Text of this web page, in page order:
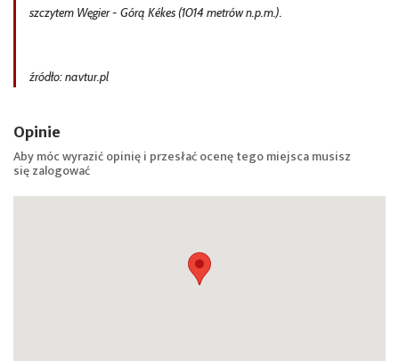
szczytem Węgier - Górą Kékes (1014 metrów n.p.m.).
źródło: navtur.pl
Opinie
Aby móc wyrazić opinię i przesłać ocenę tego miejsca musisz
sięzalogować